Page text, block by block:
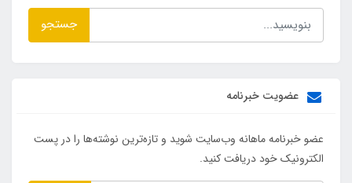
جستجو
عضویت خبرنامه
عضو خبرنامه ماهانه وب‌سایت شوید و تازه‌ترین نوشته‌ها را در پست
الکترونیک خود دریافت کنید.